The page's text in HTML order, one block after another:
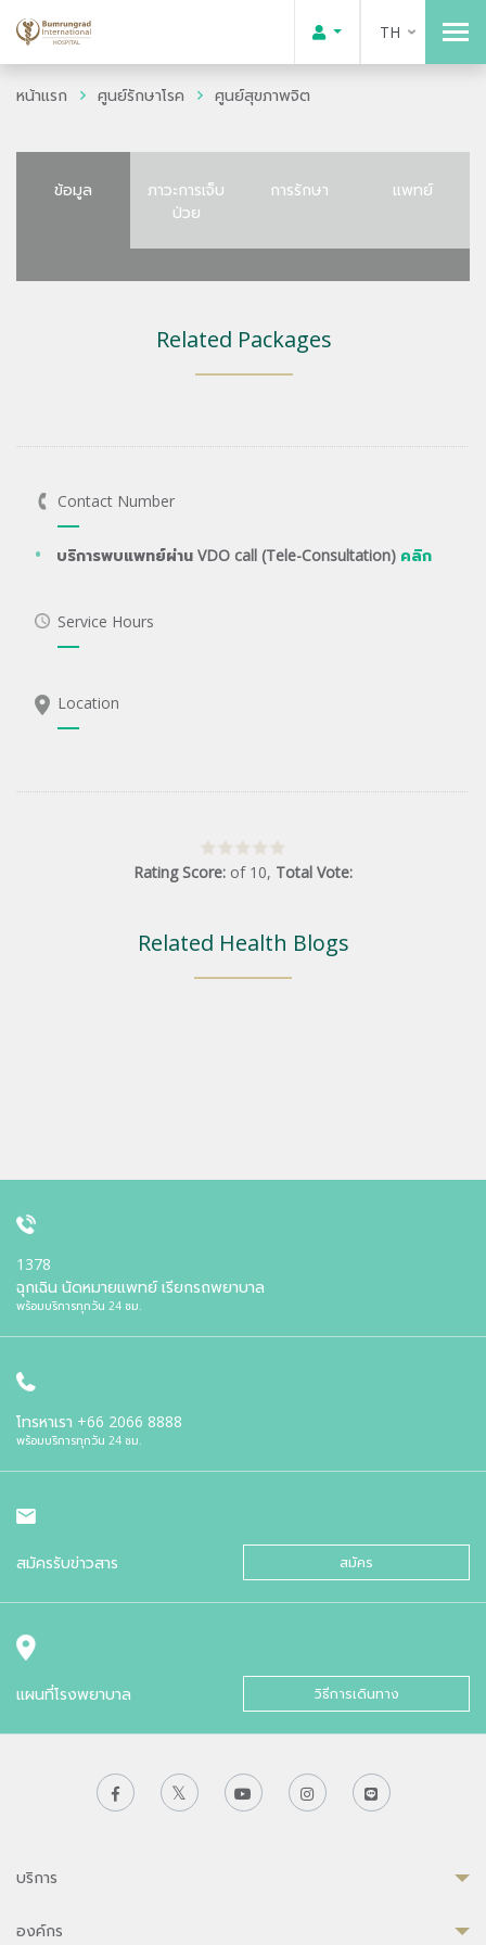
TH
หน้าแรก ศูนย์รักษาโรค ศูนย์สุขภาพจิต
ข้อมูล
ภาวะการเจ็บ
ป่วย
การรักษา แพทย์
Related Packages
Contact Number
บริการพบแพทย์ผ่าน VDO call (Tele-Consultation) คลิก
Service Hours
Location
Rating Score: of 10, Total Vote:
Related Health Blogs
1378
ฉุกเฉิน นัดหมายแพทย์ เรียกรถพยาบาล
พร้อมบริการทุกวัน 24 ชม.
โทรหาเรา +66 2066 8888
พร้อมบริการทุกวัน 24 ชม.
สมัครรับข่าวสาร สมัคร
แผนที่โรงพยาบาล วิธีการเดินทาง
บริการ
องค์กร